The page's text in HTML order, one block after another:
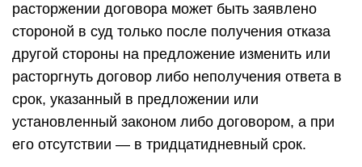
расторжении договора может быть заявлено
стороной в суд только после получения отказа
другой стороны на предложение изменить или
расторгнуть договор либо неполучения ответа в
срок, указанный в предложении или
установленный законом либо договором, а при
его отсутствии — в тридцатидневный срок.